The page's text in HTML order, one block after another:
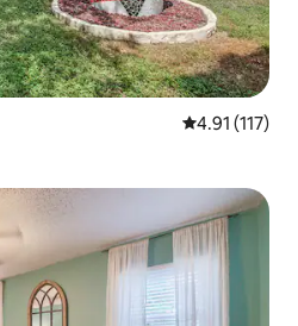
Calificación
4.91 (117)